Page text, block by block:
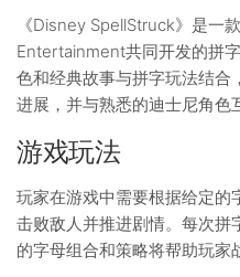
《Disney SpellStruck》是一
Entertainment共同开发的拼
色和经典故事与拼字玩法结合
进展，并与熟悉的迪士尼角色
游戏玩法
玩家在游戏中需要根据给定的
击败敌人并推进剧情。每次拼
的字母组合和策略将帮助玩家